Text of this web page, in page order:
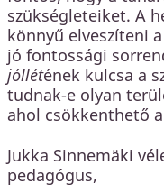
szükségleteiket. A
könnyű elveszíteni
jó fontossági
jóllétének kulcsa a
tudnak-e olyan
ahol csökkenthető
Jukka Sinnemäki
pedagógus,